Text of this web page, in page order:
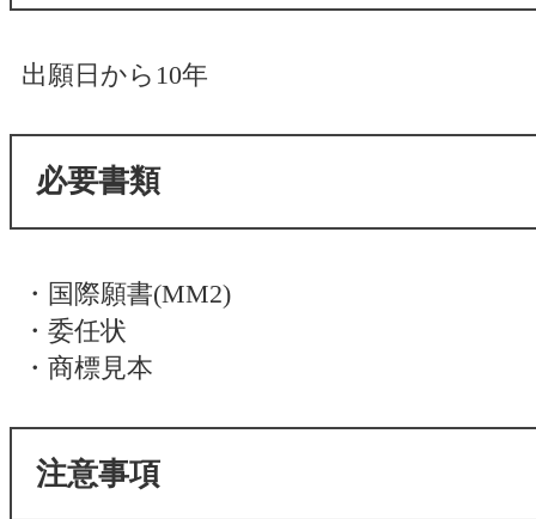
出願日から10年
必要書類
・国際願書(MM2)
・委任状
・商標見本
注意事項